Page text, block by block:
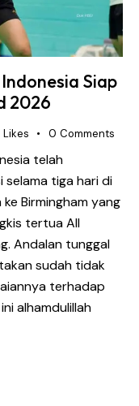
Siap
2026
Likes 0 Comments
telah
selama tiga hari di
Birmingham yang
tertua All
Andalan tunggal
sudah tidak
terhadap
alhamdulillah